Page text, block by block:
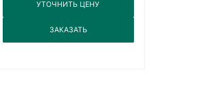
УТОЧНИТЬ ЦЕНУ
ЗАКАЗАТЬ